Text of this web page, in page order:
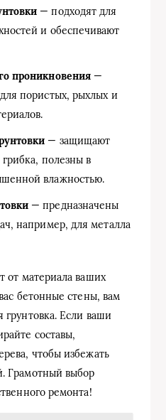
— подходят для
и обеспечивают
проникновения —
пористых, рыхлых и
— защищают
полезны в
влажностью.
— предназначены
например, для металла
от материала ваших
бетонные стены, вам
грунтовка. Если ваши
составы,
чтобы избежать
Грамотный выбор
ремонта!